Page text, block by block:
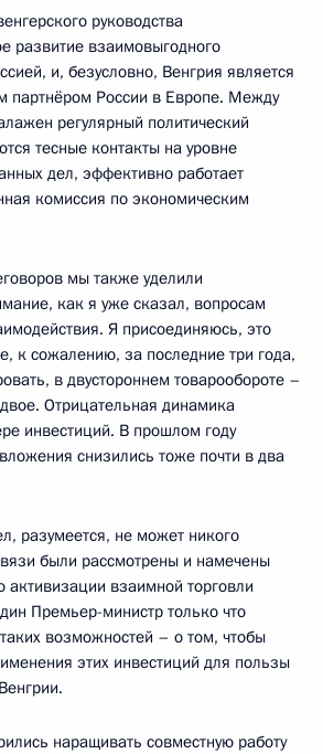
руководства
развитие взаимовыгодного
и, безусловно, Венгрия является
России в Европе. Между
регулярный политический
тесные контакты на уровне
дел, эффективно работает
комиссия по экономическим
мы также уделили
как я уже сказал, вопросам
Я присоединяюсь, это
к сожалению, за последние три года,
в двустороннем товарообороте –
Отрицательная динамика
инвестиций. В прошлом году
снизились тоже почти в два
разумеется, не может никого
были рассмотрены и намечены
взаимной торговли
Премьер-министр только что
возможностей – о том, чтобы
этих инвестиций для пользы
наращивать совместную работу